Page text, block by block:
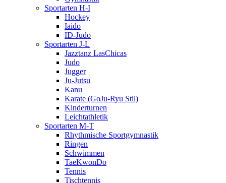
Sportarten H-I
Hockey
Iaido
ID-Judo
Sportarten J-L
Jazztanz LasChicas
Judo
Jugger
Ju-Jutsu
Kanu
Karate (GoJu-Ryu Stil)
Kinderturnen
Leichtathletik
Sportarten M-T
Rhythmische Sportgymnastik
Ringen
Schwimmen
TaeKwonDo
Tennis
Tischtennis